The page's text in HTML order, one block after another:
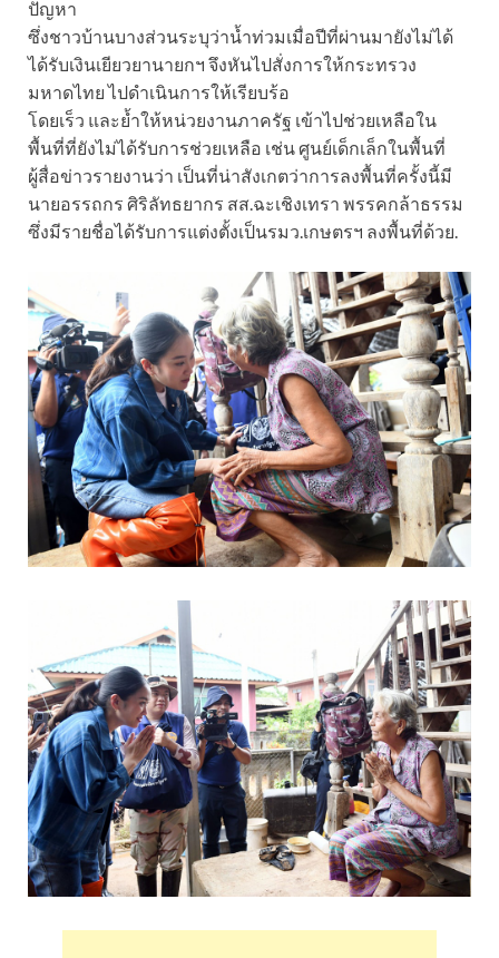
ปัญหา
ซึ่งชาวบ้านบางส่วนระบุว่าน้ำท่วมเมื่อปีที่ผ่านมายังไม่ได้
ได้รับเงินเยียวยานายกฯ จึงหันไปสั่งการให้กระทรวง
มหาดไทย ไปดำเนินการให้เรียบร้อ
โดยเร็ว และย้ำให้หน่วยงานภาครัฐ เข้าไปช่วยเหลือใน
พื้นที่ที่ยังไม่ได้รับการช่วยเหลือ เช่น ศูนย์เด็กเล็กในพื้นที่
ผู้สื่อข่าวรายงานว่า เป็นที่น่าสังเกตว่าการลงพื้นที่ครั้งนี้มี
นายอรรถกร ศิริลัทธยากร สส.ฉะเชิงเทรา พรรคกล้าธรรม
ซึ่งมีรายชื่อได้รับการแต่งตั้งเป็นรมว.เกษตรฯ ลงพื้นที่ด้วย.